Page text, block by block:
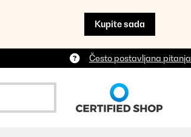
Kupite sada
Često postavljana pitanja